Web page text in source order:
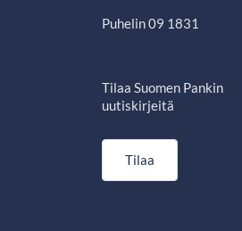
Puhelin 09 1831
Tilaa Suomen Pankin
uutiskirjeitä
Tilaa